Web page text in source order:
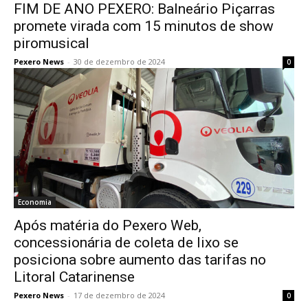
FIM DE ANO PEXERO: Balneário Piçarras
promete virada com 15 minutos de show
piromusical
Pexero News - 30 de dezembro de 2024 0
Economia
Após matéria do Pexero Web,
concessionária de coleta de lixo se
posiciona sobre aumento das tarifas no
Litoral Catarinense
Pexero News - 17 de dezembro de 2024 0